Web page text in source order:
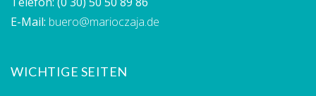
E-Mail: buero@marioczaja.de
WICHTIGE SEITEN